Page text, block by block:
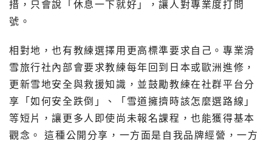
措，只會說「休息一下就好」，讓人對專業度打問
號。
相對地，也有教練選擇用更高標準要求自己。專業滑
雪旅行社內部會要求教練每年回到日本或歐洲進修，
更新雪地安全與救援知識，並鼓勵教練在社群平台分
享「如何安全跌倒」、「雪道擁擠時該怎麼選路線」
等短片，讓更多人即使尚未報名課程，也能獲得基本
觀念。 這種公開分享，一方面是自我品牌經營，一方